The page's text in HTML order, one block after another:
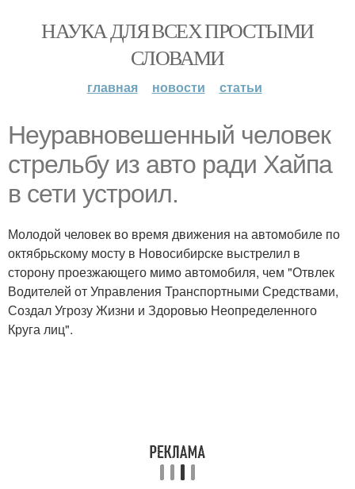
НАУКА ДЛЯ ВСЕХ ПРОСТЫМИ
СЛОВАМИ
главная новости статьи
Неуравновешенный человек
стрельбу из авто ради Хайпа
в сети устроил.
Молодой человек во время движения на автомобиле по
октябрьскому мосту в Новосибирске выстрелил в
сторону проезжающего мимо автомобиля, чем "Отвлек
Водителей от Управления Транспортными Средствами,
Создал Угрозу Жизни и Здоровью Неопределенного
Круга лиц".